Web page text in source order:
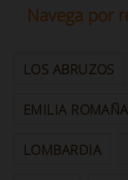
Navega por
LOS ABRUZOS
EMILIA ROMAÑA
LOMBARDIA